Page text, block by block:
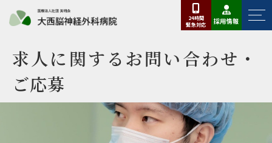
24時間
緊急対応 採用情報
求人に関するお問い合わせ・
ご応募